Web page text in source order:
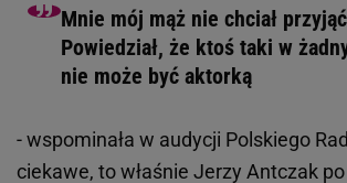
Mnie mój mąż nie chciał
Powiedział, że ktoś taki w
nie może być aktorką
- wspominała w audycji Polskiego
ciekawe, to właśnie Jerzy Antczak